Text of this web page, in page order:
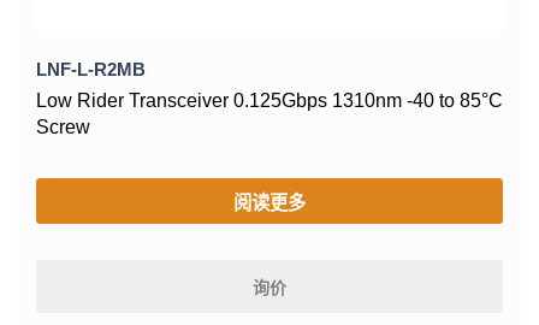
LNF-L-R2MB
Low Rider Transceiver 0.125Gbps 1310nm -40 to 85°C
Screw
阅读更多
询价